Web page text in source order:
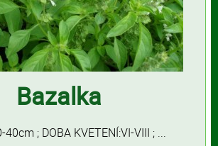
Bazalka
40cm ; DOBA KVETENÍ:VI-VIII ; ...